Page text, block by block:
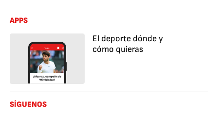
APPS
El deporte dónde y
cómo quieras
SÍGUENOS